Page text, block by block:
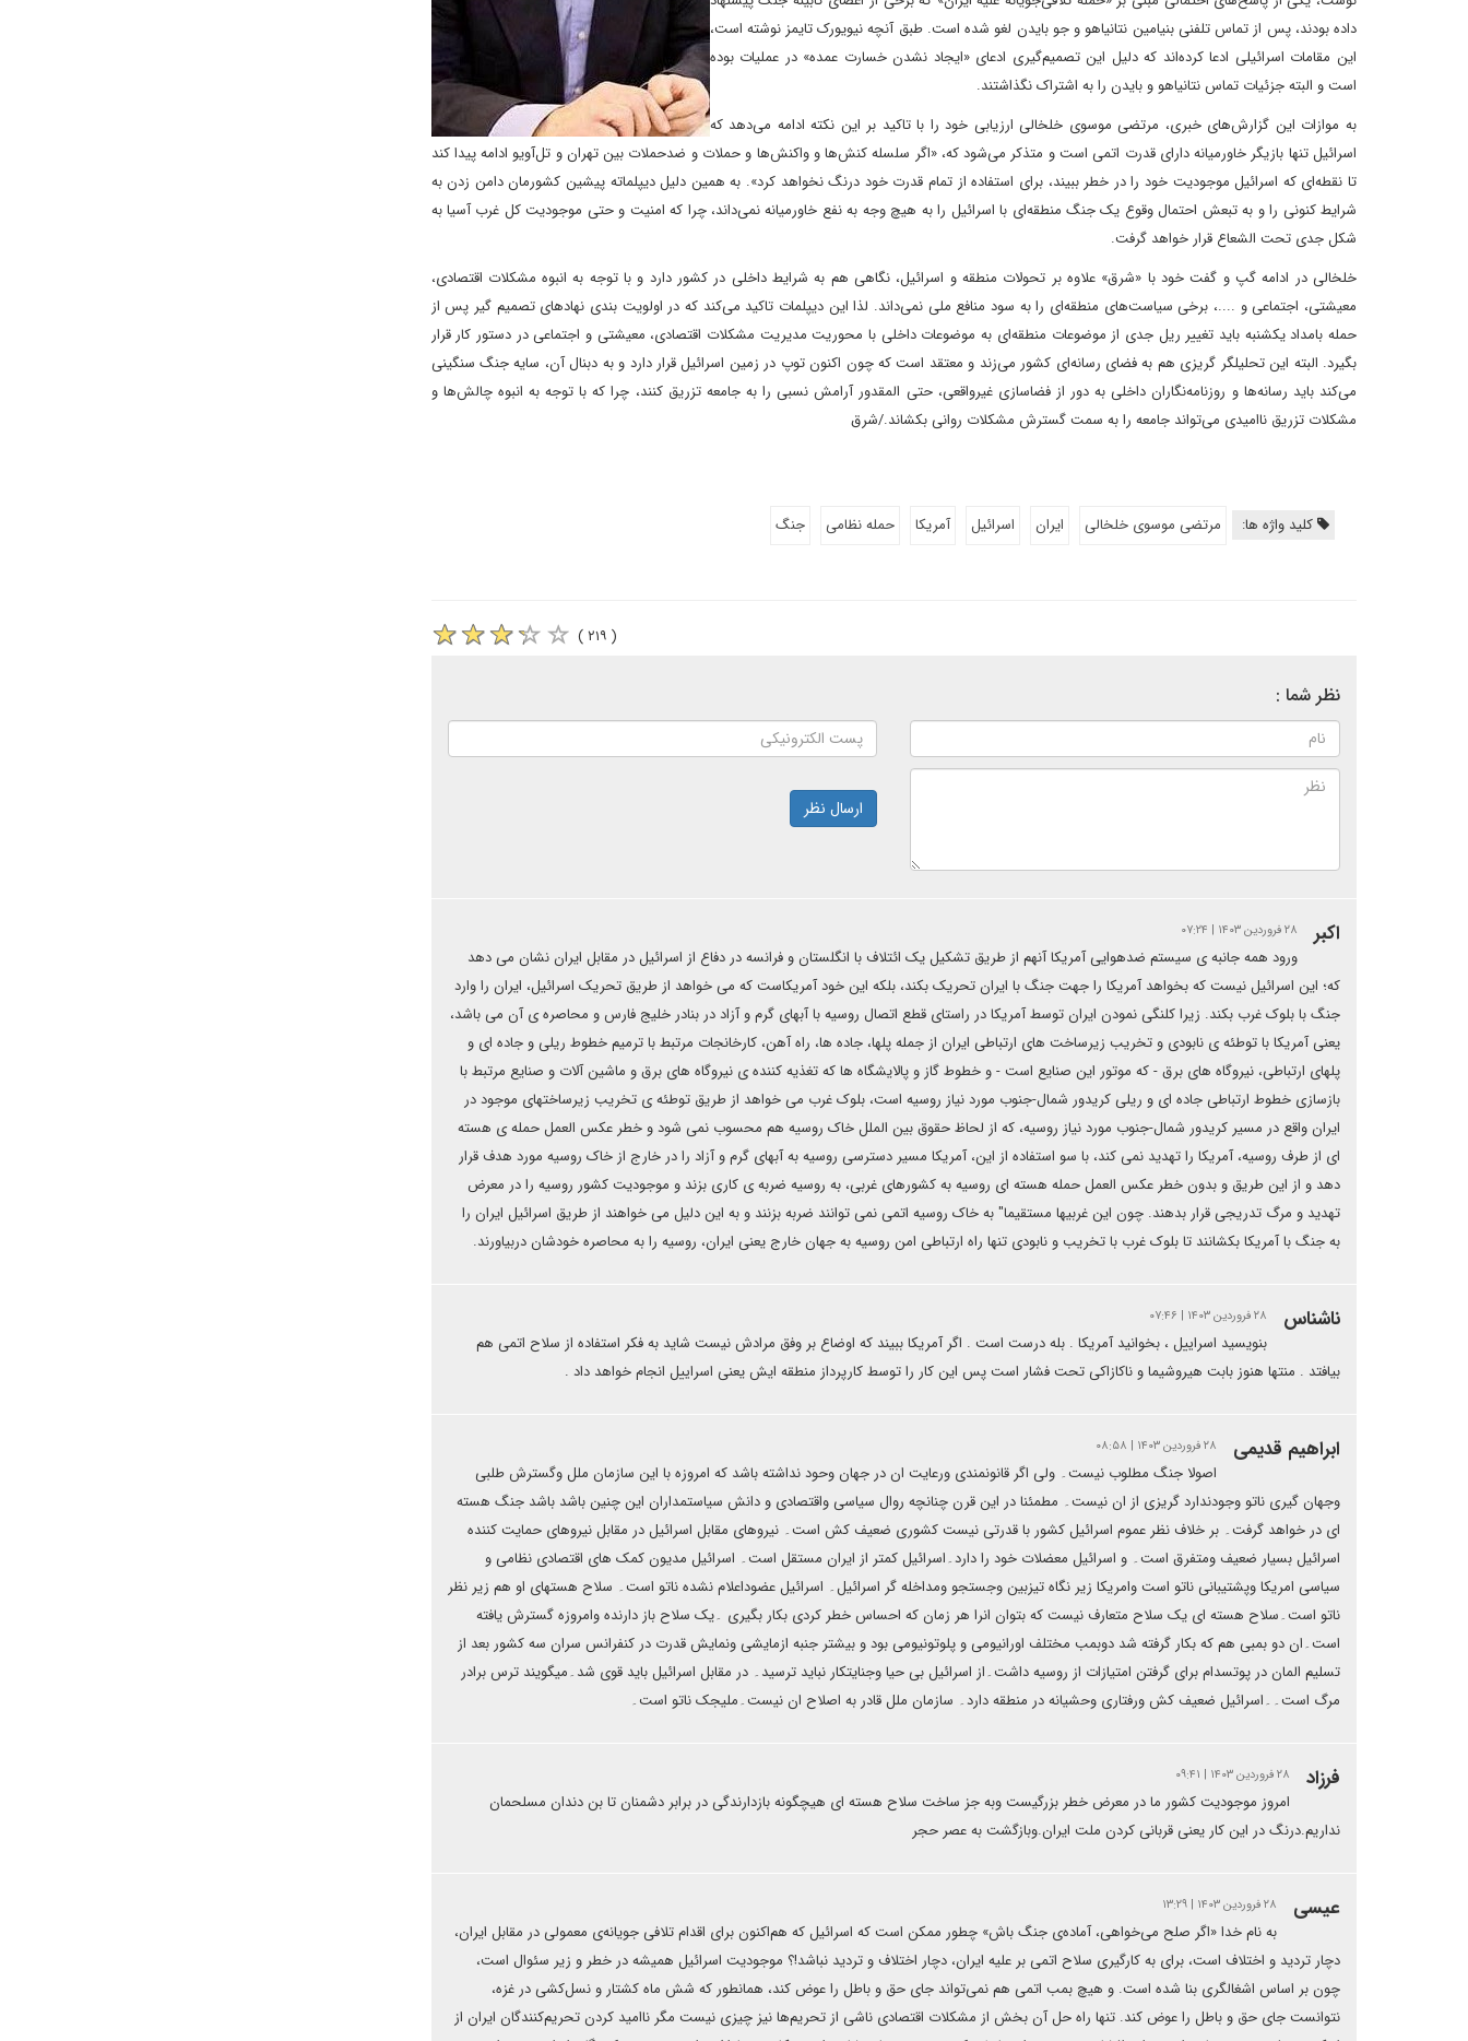
داده‌ بودند، پس از تماس تلفنی بنیامین نتانیاهو و جو بایدن لغو شده است. طبق آنچه نیویورک تایمز نوشته است،
این مقامات اسرائیلی ادعا کرده‌اند که دلیل این تصمیم‌گیری ادعای «ایجاد نشدن خسارت عمده» در عملیات بوده
است و البته جزئیات تماس نتانیاهو و بایدن را به اشتراک نگذاشتند.
به موازات این گزارش‌های خبری، مرتضی موسوی خلخالی ارزیابی خود را با تاکید بر این نکته ادامه می‌دهد که
اسرائیل تنها بازیگر خاورمیانه دارای قدرت اتمی است و متذکر می‌شود که، «اگر سلسله کنش‌ها و واکنش‌ها و حملات و ضدحملات بین تهران و تل‌آویو ادامه پیدا کند
تا نقطه‌ای که اسرائیل موجودیت خود را در خطر ببیند، برای استفاده از تمام قدرت خود درنگ نخواهد کرد». به همین دلیل دیپلماته پیشین کشورمان دامن زدن به
شرایط کنونی را و به تبعش احتمال وقوع یک جنگ منطقه‌ای با اسرائیل را به هیچ وجه به نفع خاورمیانه نمی‌داند، چرا که امنیت و حتی موجودیت کل غرب آسیا به
شکل جدی تحت الشعاع قرار خواهد گرفت.
خلخالی در ادامه گپ و گفت خود با «شرق» علاوه بر تحولات منطقه و اسرائیل، نگاهی هم به شرایط داخلی در کشور دارد و با توجه به انبوه مشکلات اقتصادی،
معیشتی، اجتماعی و ....، برخی سیاست‌های منطقه‌ای را به سود منافع ملی نمی‌داند. لذا این دیپلمات تاکید می‌کند که در اولویت‌ بندی نهادهای تصمیم گیر پس از
حمله بامداد یکشنبه باید تغییر ریل جدی از موضوعات منطقه‌ای به موضوعات داخلی با محوریت مدیریت مشکلات اقتصادی، معیشتی و اجتماعی در دستور کار قرار
بگیرد. البته این تحلیلگر گریزی هم به فضای رسانه‌ای کشور می‌زند و معتقد است که چون اکنون توپ در زمین اسرائیل قرار دارد و به دبنال آن، سایه جنگ سنگینی
می‌کند باید رسانه‌ها و روزنامه‌نگاران داخلی به دور از فضاسازی غیرواقعی، حتی المقدور آرامش نسبی را به جامعه تزریق کنند، چرا که با توجه به انبوه چالش‌ها و
مشکلات تزریق ناامیدی می‌تواند جامعه را به سمت گسترش مشکلات روانی بکشاند./شرق
کلید واژه ها: مرتضی موسوی خلخالی ایران اسرائیل آمریکا حمله نظامی جنگ
( ۲۱۹ )
نظر شما :
ارسال نظر
اکبر ۲۸ فروردین ۱۴۰۳ | ۰۷:۲۴
ورود همه جانبه ی سیستم ضدهوایی آمریکا آنهم از طریق تشکیل یک ائتلاف با انگلستان و فرانسه در دفاع از اسرائیل در مقابل ایران نشان می دهد
که؛ این اسرائیل نیست که بخواهد آمریکا را جهت جنگ با ایران تحریک بکند، بلکه این خود آمریکاست که می خواهد از طریق تحریک اسرائیل، ایران را وارد
جنگ با بلوک غرب بکند. زیرا کلنگی نمودن ایران توسط آمریکا در راستای قطع اتصال روسیه با آبهای گرم و آزاد در بنادر خلیج فارس و محاصره ی آن می باشد،
یعنی آمریکا با توطئه ی نابودی و تخریب زیرساخت های ارتباطی ایران از جمله پلها، جاده ها، راه آهن، کارخانجات مرتبط با ترمیم خطوط ریلی و جاده ای و
پلهای ارتباطی، نیروگاه های برق - که موتور این صنایع است - و خطوط گاز و پالایشگاه ها که تغذیه کننده ی نیروگاه های برق و ماشین آلات و صنایع مرتبط با
بازسازی خطوط ارتباطی جاده ای و ریلی کریدور شمال-جنوب مورد نیاز روسیه است، بلوک غرب می خواهد از طریق توطئه ی تخریب زیرساختهای موجود در
ایران واقع در مسیر کریدور شمال-جنوب مورد نیاز روسیه، که از لحاظ حقوق بین الملل خاک روسیه هم محسوب نمی شود و خطر عکس العمل حمله ی هسته
ای از طرف روسیه، آمریکا را تهدید نمی کند، با سو استفاده از این، آمریکا مسیر دسترسی روسیه به آبهای گرم و آزاد را در خارج از خاک روسیه مورد هدف قرار
دهد و از این طریق و بدون خطر عکس العمل حمله هسته ای روسیه به کشورهای غربی، به روسیه ضربه ی کاری بزند و موجودیت کشور روسیه را در معرض
تهدید و مرگ تدریجی قرار بدهند. چون این غربیها مستقیما" به خاک روسیه اتمی نمی توانند ضربه بزنند و به این دلیل می خواهند از طریق اسرائیل ایران را
به جنگ با آمریکا بکشانند تا بلوک غرب با تخریب و نابودی تنها راه ارتباطی امن روسیه به جهان خارج یعنی ایران، روسیه را به محاصره خودشان دربیاورند.
ناشناس ۲۸ فروردین ۱۴۰۳ | ۰۷:۴۶
بنویسید اسراییل ، بخوانید آمریکا . بله درست است . اگر آمریکا ببیند که اوضاع بر وفق مرادش نیست شاید به فکر استفاده از سلاح اتمی هم
بیافتد . منتها هنوز بابت هیروشیما و ناکازاکی تحت فشار است پس این کار را توسط کارپرداز منطقه ایش یعنی اسراییل انجام خواهد داد .
ابراهیم قدیمی ۲۸ فروردین ۱۴۰۳ | ۰۸:۵۸
اصولا جنگ مطلوب نیست۔ ولی اگر قانونمندی ورعایت ان در جهان وحود نداشته باشد که امروزه با این سازمان ملل وگسترش طلبی
وجهان گیری ناتو وجودندارد گریزی از ان نیست۔ مطمئنا در این قرن چنانچه روال سیاسی واقتصادی و دانش سیاستمداران این چنین باشد باشد جنگ هسته
ای در خواهد گرفت۔ بر خلاف نظر عموم اسرائیل کشور با قدرتی نیست کشوری ضعیف کش است۔ نیروهای مقابل اسرائیل در مقابل نیروهای حمایت کننده
اسرائیل بسیار ضعیف ومتفرق است۔ و اسرائیل معضلات خود را دارد۔اسرائیل کمتر از ایران مستقل است۔ اسرائیل مدیون کمک های اقتصادی نظامی و
سیاسی امریکا وپشتیبانی ناتو است وامریکا زیر نگاه تیزبین وجستجو ومداخله گر اسرائیل۔ اسرائیل عضوداعلام نشده ناتو است۔ سلاح هستهای او هم زیر نظر
ناتو است۔سلاح هسته ای یک سلاح متعارف نیست که بتوان انرا هر زمان که احساس خطر کردی بکار بگیری ۔یک سلاح باز دارنده وامروزه گسترش یافته
است۔ان دو بمبی هم که بکار گرفته شد دوبمب مختلف اورانیومی و پلوتونیومی بود و بیشتر جنبه ازمایشی ونمایش قدرت در کنفرانس سران سه کشور بعد از
تسلیم المان در پوتسدام برای گرفتن امتیازات از روسیه داشت۔از اسرائیل بی حیا وجنایتکار نباید ترسید۔ در مقابل اسرائیل باید قوی شد۔میگویند ترس برادر
مرگ است۔۔اسرائیل ضعیف کش ورفتاری وحشیانه در منطقه دارد۔ سازمان ملل قادر به اصلاح ان نیست۔ملیجک ناتو است۔
فرزاد ۲۸ فروردین ۱۴۰۳ | ۰۹:۴۱
امروز موجودیت کشور ما در معرض خطر بزرگیست وبه جز ساخت سلاح هسته ای هیچگونه بازدارندگی در برابر دشمنان تا بن دندان مسلحمان
نداریم.درنگ در این کار یعنی قربانی کردن ملت ایران.وبازگشت به عصر حجر
عیسی ۲۸ فروردین ۱۴۰۳ | ۱۳:۲۹
به نام خدا «اگر صلح می‌خواهی، آماده‌ی جنگ باش» چطور ممکن است که اسرائیل که هم‌اکنون برای اقدام تلافی جویانه‌ی معمولی در مقابل ایران،
دچار تردید و اختلاف است، برای به کارگیری سلاح اتمی بر علیه ایران، دچار اختلاف و تردید نباشد!؟ موجودیت اسرائیل همیشه در خطر و زیر سئوال است،
چون بر اساس اشغالگری بنا شده است. و هیچ بمب اتمی هم نمی‌تواند جای حق و باطل را عوض کند، همانطور که شش ماه کشتار و نسل‌کشی در غزه،
نتوانست جای حق و باطل را عوض کند. تنها راه حل آن بخش از مشکلات اقتصادی ناشی از تحریم‌ها نیز چیزی نیست مگر ناامید کردن تحریم‌کنندگان ایران از